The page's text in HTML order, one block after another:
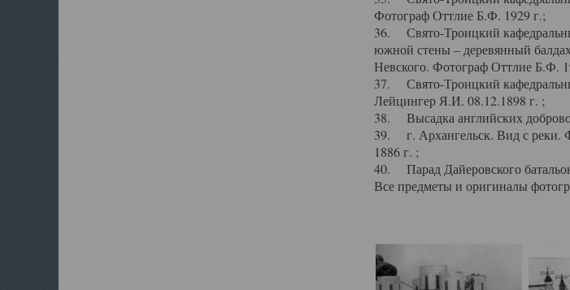
Фотограф Оттлие Б.Ф. 1929 г.;
36. Свято-Троицкий
южной стены – деревянный
Невского. Фотограф Оттлие Б.Ф.
37. Свято-Троицкий
Лейцингер Я.И. 08.12.1898 г. ;
38. Высадка английских
39. г. Архангельск. Вид с реки.
1886 г. ;
40. Парад Дайеровского
Все предметы и оригиналы